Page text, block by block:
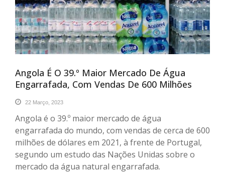
Angola É O 39.º Maior Mercado De Água
Engarrafada, Com Vendas De 600 Milhões
22 Março, 2023
Angola é o 39.º maior mercado de água
engarrafada do mundo, com vendas de cerca de 600
milhões de dólares em 2021, à frente de Portugal,
segundo um estudo das Nações Unidas sobre o
mercado da água natural engarrafada.